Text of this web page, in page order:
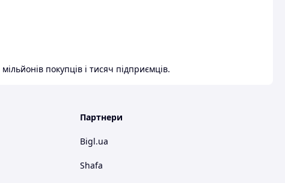
покупців і тисяч підприємців.
Партнери
Bigl.ua
Shafa